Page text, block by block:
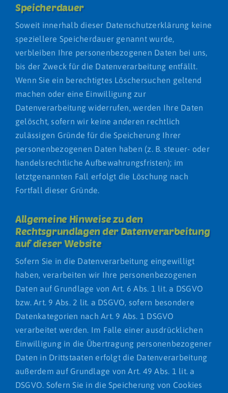
Speicherdauer
Soweit innerhalb dieser Datenschutzerklärung keine
speziellere Speicherdauer genannt wurde,
verbleiben Ihre personenbezogenen Daten bei uns,
bis der Zweck für die Datenverarbeitung entfällt.
Wenn Sie ein berechtigtes Löschersuchen geltend
machen oder eine Einwilligung zur
Datenverarbeitung widerrufen, werden Ihre Daten
gelöscht, sofern wir keine anderen rechtlich
zulässigen Gründe für die Speicherung Ihrer
personenbezogenen Daten haben (z. B. steuer- oder
handelsrechtliche Aufbewahrungsfristen); im
letztgenannten Fall erfolgt die Löschung nach
Fortfall dieser Gründe.
Allgemeine Hinweise zu den
Rechtsgrundlagen der Datenverarbeitung
auf dieser Website
Sofern Sie in die Datenverarbeitung eingewilligt
haben, verarbeiten wir Ihre personenbezogenen
Daten auf Grundlage von Art. 6 Abs. 1 lit. a DSGVO
bzw. Art. 9 Abs. 2 lit. a DSGVO, sofern besondere
Datenkategorien nach Art. 9 Abs. 1 DSGVO
verarbeitet werden. Im Falle einer ausdrücklichen
Einwilligung in die Übertragung personenbezogener
Daten in Drittstaaten erfolgt die Datenverarbeitung
außerdem auf Grundlage von Art. 49 Abs. 1 lit. a
DSGVO. Sofern Sie in die Speicherung von Cookies